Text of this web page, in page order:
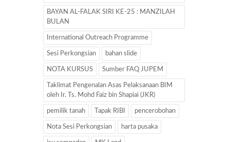
BAYAN AL-FALAK SIRI KE-25 : MANZILAH
BULAN
International Outreach Programme
Sesi Perkongsian bahan slide
NOTA KURSUS Sumber FAQ JUPEM
Taklimat Pengenalan Asas Pelaksanaan BIM
oleh Ir. Ts. Mohd Faiz bin Shapiai (JKR)
pemilik tanah Tapak RIBI pencerobohan
Nota Sesi Perkongsian harta pusaka